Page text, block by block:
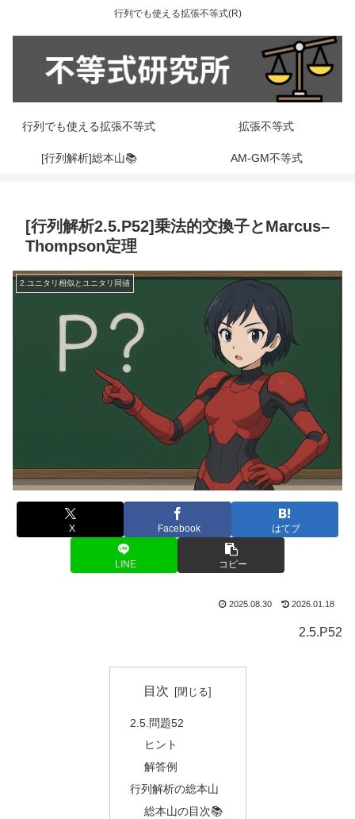
行列でも使える拡張不等式(R)
行列でも使える拡張不等式 拡張不等式
[行列解析]総本山📚 AM-GM不等式
[行列解析2.5.P52]乗法的交換子とMarcus–
Thompson定理
2.ユニタリ相似とユニタリ同値
X Facebook はてブ
LINE コピー
2025.08.30 2026.01.18
2.5.P52
目次
2.5.問題52
ヒント
解答例
行列解析の総本山
総本山の目次📚